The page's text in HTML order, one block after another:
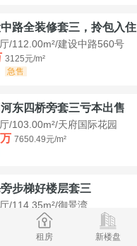
路全装修套三，拎包入住
/112.00m²/建设中路560号
3125元/m²
急售
东四桥旁套三亏本出售
/103.00m²/天府国际花园
7650.49元/m²
步梯好楼层套三
/114.35m²/御景湾
4547.44元/m²
租房 新楼盘